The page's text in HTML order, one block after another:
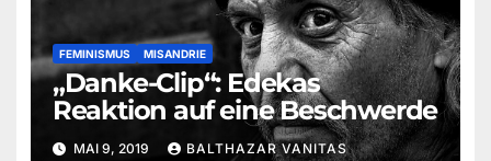
FEMINISMUS MISANDRIE
„Danke-Clip“: Edekas
Reaktion auf eine Beschwerde
MAI 9, 2019 BALTHAZAR VANITAS